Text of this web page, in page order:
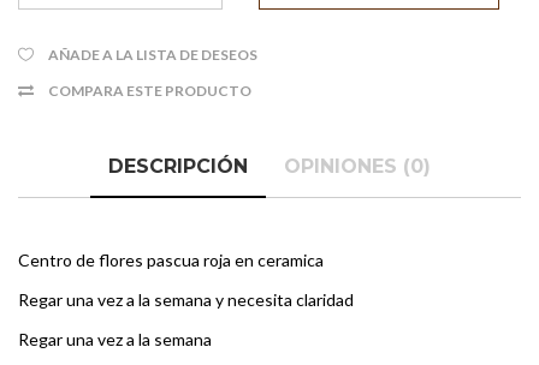
AÑADE A LA LISTA DE DESEOS
COMPARA ESTE PRODUCTO
DESCRIPCIÓN OPINIONES (0)
Centro de flores pascua roja en ceramica
Regar una vez a la semana y necesita claridad
Regar una vez a la semana